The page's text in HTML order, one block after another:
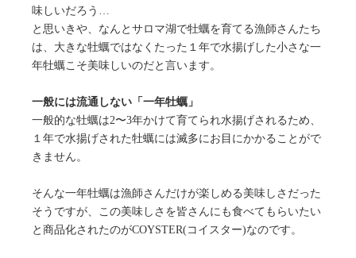
味しいだろう…
と思いきや、なんとサロマ湖で牡蠣を育てる漁師さんたち
は、大きな牡蠣ではなくたった１年で水揚げした小さな一
年牡蠣こそ美味しいのだと言います。
一般には流通しない「一年牡蠣」
一般的な牡蠣は2〜3年かけて育てられ水揚げされるため、
１年で水揚げされた牡蠣には滅多にお目にかかることがで
きません。
そんな一年牡蠣は漁師さんだけが楽しめる美味しさだった
そうですが、この美味しさを皆さんにも食べてもらいたい
と商品化されたのがCOYSTER(コイスター)なのです。